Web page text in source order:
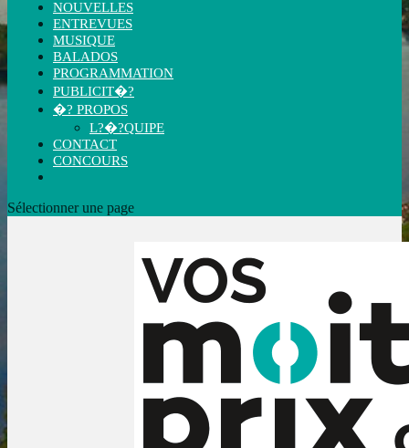
NOUVELLES
ENTREVUES
MUSIQUE
BALADOS
PROGRAMMATION
PUBLICIT�?
�? PROPOS
L?�?QUIPE
CONTACT
CONCOURS
Sélectionner une page